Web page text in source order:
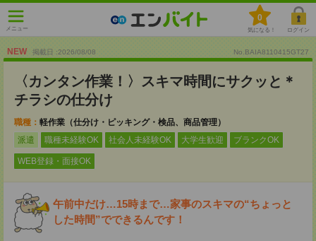
メニュー
0
気になる！ ログイン
NEW 掲載日 :2026/08/08 No.BAIA8110415GT27
〈カンタン作業！〉スキマ時間にサクッと＊
チラシの仕分け
職種： 軽作業（仕分け・ピッキング・検品、商品管理）
派遣
職種未経験OK 社会人未経験OK 大学生歓迎 ブランクOK
WEB登録・面接OK
午前中だけ…15時まで…家事のスキマの“ちょっと
した時間”でできるんです！